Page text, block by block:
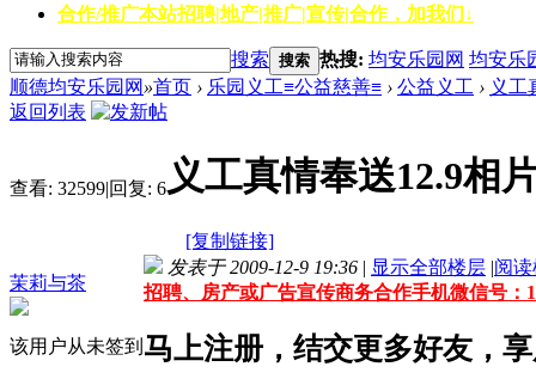
合作/推广本站招聘|地产|推广|宣传|合作，加我们↓
搜索 搜索 热搜: 均安乐园网 均安乐
顺德均安乐园网 »首页 › 乐园义工≡公益慈善≡ › 公益义工 › 义工
返回列表
查看: 32599|回复: 6 义工真情奉送12.9相
[复制链接]
茉莉与茶
该用户从未签到
发表于 2009-12-9 19:36 | 显示全部楼层 |阅
招聘、房产或广告宣传商务合作手机微信号：
马上注册，结交更多好友，